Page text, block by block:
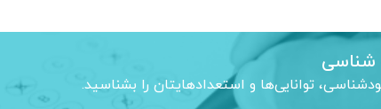
...
توانایی‌ها و استعدادهایتان را بشناسید.